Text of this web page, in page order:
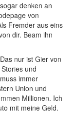
denken an
von
Fremder aus eins
dir. Beam ihn
nur ist Gier von
und
immer
Union und
Millionen. Ich
mit meine Geld.